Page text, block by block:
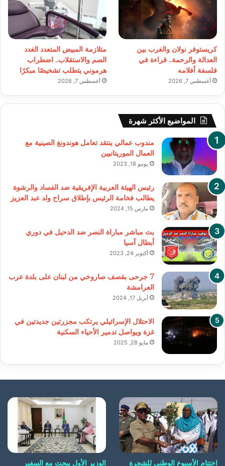
كريستوفر نولان والغرب بين
العدالة والرحمة.. قراءة في
فلسفة أفلامه
أغسطس 7, 2026
متلازمة المبيض المتعدد الغدد
الصم والاستقلاب.. اضطراب
هرموني يتطلب تشخيصًا مبكرًا
أغسطس 7, 2026
المواضيع الأكثر شهرة
مندوب عمالي ينتقد تعامل هوندونغ الصينية مع
العمال الموريتانيين
يونيو 18, 2023
رئيس الهيئة العربية الإفريقية ضد الفساد والرشوة
يطالب فخامة الرئيس بإطلاق سراح ولد عبد العزيز
مارس 15, 2024
بث مباشر مباراة النصر ضد الدحيل في دوري
أبطال آسيا
أكتوبر 24, 2023
7 جرحى بقصف صاروخي من لبنان على بلدة عرب
العرامشة
أبريل 17, 2024
الاحتلال الإسرائيلي يرتكب مجزرتين جديدتين في
غزة ويواصل تدمير الأحياء السكنية
مايو 28, 2025
اختتام الأسبوع الوطني للشجرة الوزير الأول يبحث مع السفير